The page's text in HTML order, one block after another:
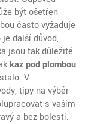
být ošetřen
často vyžaduje
další důvod,
jsou tak důležité.
kaz pod plombou
V
tipy na výběr
s vaším
a bez bolestí.